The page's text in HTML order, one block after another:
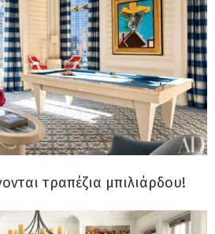
τραπέζια μπιλιάρδου!